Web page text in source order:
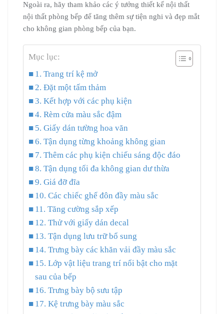
Ngoài ra, hãy tham khảo các ý tưởng thiết kế nội thất
nội thất phòng bếp để tăng thêm sự tiện nghi và đẹp mắt
cho không gian phòng bếp của bạn.
Mục lục:
1. Trang trí kệ mở
2. Đặt một tấm thảm
3. Kết hợp với các phụ kiện
4. Rèm cửa màu sắc đậm
5. Giấy dán tường hoa văn
6. Tận dụng từng khoảng không gian
7. Thêm các phụ kiện chiếu sáng độc đáo
8. Tận dụng tối đa không gian dư thừa
9. Giá đỡ đĩa
10. Các chiếc ghế đôn đầy màu sắc
11. Tăng cường sắp xếp
12. Thử với giấy dán decal
13. Tận dụng lưu trữ bổ sung
14. Trưng bày các khăn vải đầy màu sắc
15. Lớp vật liệu trang trí nổi bật cho mặt
sau của bếp
16. Trưng bày bộ sưu tập
17. Kệ trưng bày màu sắc